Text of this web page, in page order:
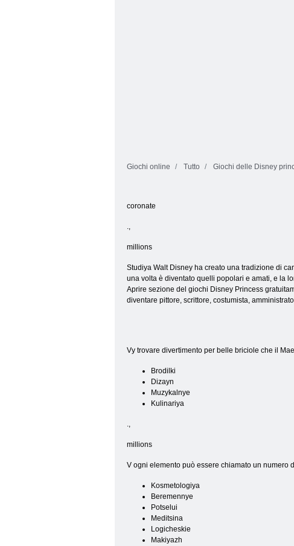
Giochi online Tutto Giochi delle Disney
coronate
.,
millions
Studiya Walt Disney ha creato una tradizione di
una volta è diventato quelli popolari e amati, e la
Aprire sezione del giochi Disney Princess
diventare pittore, scrittore, costumista,
Vy trovare divertimento per belle briciole che il
Brodilki
Dizayn
Muzykalnye
Kulinariya
.,
millions
V ogni elemento può essere chiamato un numero
Kosmetologiya
Beremennye
Potselui
Meditsina
Logicheskie
Makiyazh